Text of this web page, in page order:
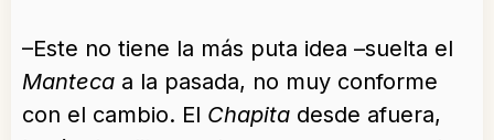
–Este no tiene la más puta idea –suelta el
Manteca a la pasada, no muy conforme
con el cambio. El Chapita desde afuera,